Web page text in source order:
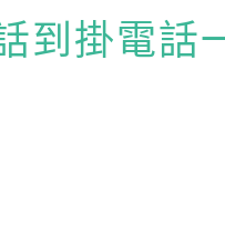
到掛電話